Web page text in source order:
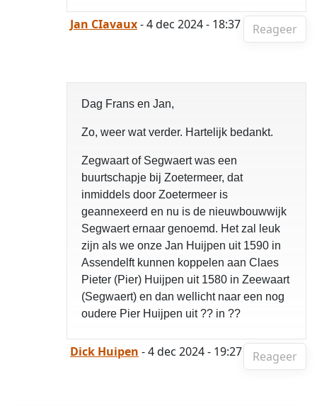
Reageer
Jan CIavaux- 4 dec 2024 - 18:37
Dag Frans en Jan,
Zo, weer wat verder. Hartelijk bedankt.
Zegwaart of Segwaert was een
buurtschapje bij Zoetermeer, dat
inmiddels door Zoetermeer is
geannexeerd en nu is de nieuwbouwwijk
Segwaert ernaar genoemd. Het zal leuk
zijn als we onze Jan Huijpen uit 1590 in
Assendelft kunnen koppelen aan Claes
Pieter (Pier) Huijpen uit 1580 in Zeewaart
(Segwaert) en dan wellicht naar een nog
oudere Pier Huijpen uit ?? in ??
Reageer
Dick Huipen - 4 dec 2024 - 19:27